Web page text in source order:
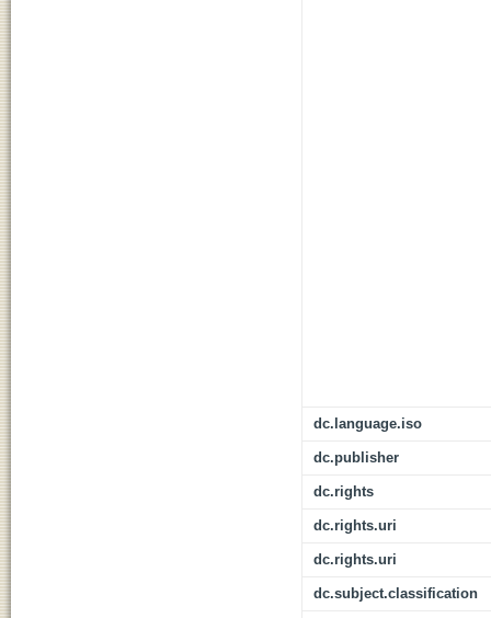
dc.language.iso
dc.publisher
dc.rights
dc.rights.uri
dc.rights.uri
dc.subject.classification